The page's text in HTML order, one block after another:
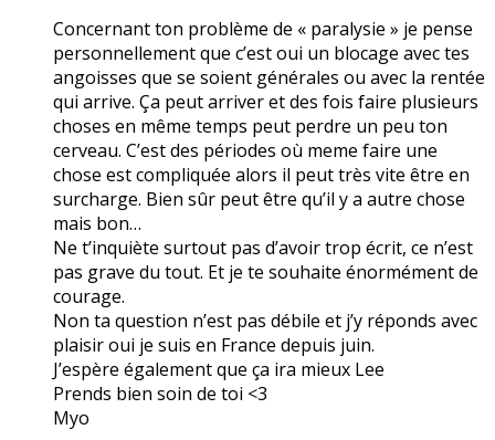
Concernant ton problème de « paralysie » je pense
personnellement que c’est oui un blocage avec tes
angoisses que se soient générales ou avec la rentée
qui arrive. Ça peut arriver et des fois faire plusieurs
choses en même temps peut perdre un peu ton
cerveau. C’est des périodes où meme faire une
chose est compliquée alors il peut très vite être en
surcharge. Bien sûr peut être qu’il y a autre chose
mais bon…
Ne t’inquiète surtout pas d’avoir trop écrit, ce n’est
pas grave du tout. Et je te souhaite énormément de
courage.
Non ta question n’est pas débile et j’y réponds avec
plaisir oui je suis en France depuis juin.
J’espère également que ça ira mieux Lee
Prends bien soin de toi <3
Myo